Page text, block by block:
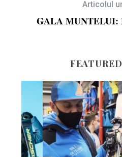
Articolul
GALA MUNTELUI: